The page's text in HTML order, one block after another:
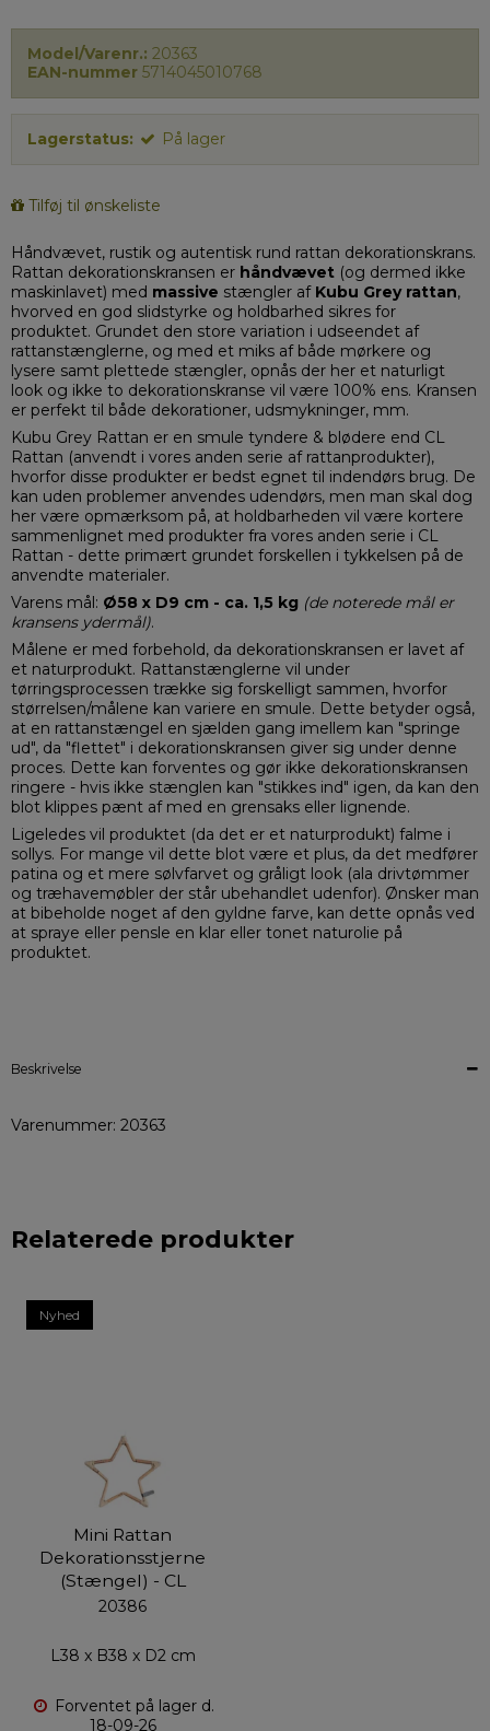
Model/Varenr.: 20363
EAN-nummer 5714045010768
Lagerstatus: På lager
Tilføj til ønskeliste
Håndvævet, rustik og autentisk rund rattan dekorationskrans.
Rattan dekorationskransen er håndvævet (og dermed ikke
maskinlavet) med massive stængler af Kubu Grey rattan,
hvorved en god slidstyrke og holdbarhed sikres for
produktet. Grundet den store variation i udseendet af
rattanstænglerne, og med et miks af både mørkere og
lysere samt plettede stængler, opnås der her et naturligt
look og ikke to dekorationskranse vil være 100% ens. Kransen
er perfekt til både dekorationer, udsmykninger, mm.
Kubu Grey Rattan er en smule tyndere & blødere end CL
Rattan (anvendt i vores anden serie af rattanprodukter),
hvorfor disse produkter er bedst egnet til indendørs brug. De
kan uden problemer anvendes udendørs, men man skal dog
her være opmærksom på, at holdbarheden vil være kortere
sammenlignet med produkter fra vores anden serie i CL
Rattan - dette primært grundet forskellen i tykkelsen på de
anvendte materialer.
Varens mål: Ø58 x D9 cm - ca. 1,5 kg (de noterede mål er
kransens ydermål).
Målene er med forbehold, da dekorationskransen er lavet af
et naturprodukt. Rattanstænglerne vil under
tørringsprocessen trække sig forskelligt sammen, hvorfor
størrelsen/målene kan variere en smule. Dette betyder også,
at en rattanstængel en sjælden gang imellem kan "springe
ud", da "flettet" i dekorationskransen giver sig under denne
proces. Dette kan forventes og gør ikke dekorationskransen
ringere - hvis ikke stænglen kan "stikkes ind" igen, da kan den
blot klippes pænt af med en grensaks eller lignende.
Ligeledes vil produktet (da det er et naturprodukt) falme i
sollys. For mange vil dette blot være et plus, da det medfører
patina og et mere sølvfarvet og gråligt look (ala drivtømmer
og træhavemøbler der står ubehandlet udenfor). Ønsker man
at bibeholde noget af den gyldne farve, kan dette opnås ved
at spraye eller pensle en klar eller tonet naturolie på
produktet.
Beskrivelse
Varenummer: 20363
Relaterede produkter
Nyhed
Mini Rattan
Dekorationsstjerne
(Stængel) - CL
20386
L38 x B38 x D2 cm
Forventet på lager d.
18-09-26